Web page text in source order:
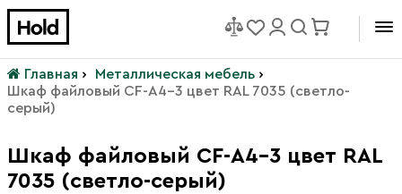
Главная › Металлическая мебель ›
Шкаф файловый CF-А4-3 цвет RAL 7035 (светло-
серый)
Шкаф файловый CF-А4-3 цвет RAL
7035 (светло-серый)